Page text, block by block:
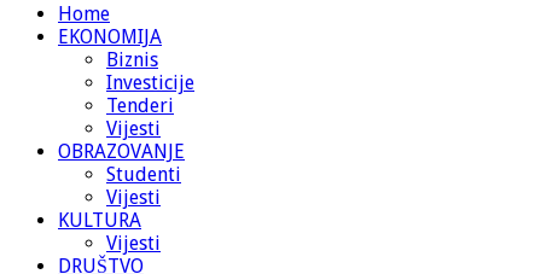
Home
EKONOMIJA
Biznis
Investicije
Tenderi
Vijesti
OBRAZOVANJE
Studenti
Vijesti
KULTURA
Vijesti
DRUŠTVO